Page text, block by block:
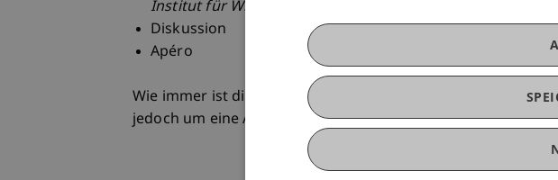
Institut für Wirtschaftsinformatik der Universität
Diskussion
Apéro
Wie immer ist die Veranstaltung kostenlos und offen für alle
jedoch um eine Anmeldung per E-Mail